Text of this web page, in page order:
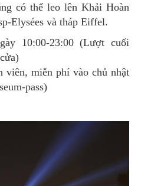
có thể leo lên Khải Hoàn
Elysées và tháp Eiffel.
10:00-23:00 (Lượt cuối
viên, miễn phí vào chủ nhật
pass)